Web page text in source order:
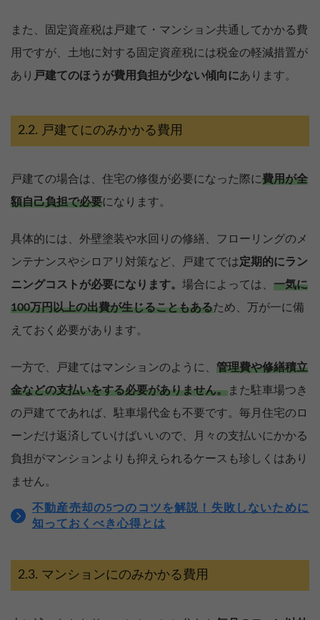
また、固定資産税は戸建て・マンション共通してかかる費
用ですが、土地に対する固定資産税には税金の軽減措置が
あり 戸建てのほうが費用負担が少ない傾向にあります。
戸建てにのみかかる費用
戸建ての場合は、住宅の修復が必要になった際に費用が全
額自己負担で必要になります。
具体的には、外壁塗装や水回りの修繕、フローリングのメ
ンテナンスやシロアリ対策など、戸建てでは定期的にラン
ニングコストが必要になります。 場合によっては、 一気に
100万円以上の出費が生じることもあるため、万が一に備
えておく必要があります。
一方で、戸建てはマンションのように、 管理費や修繕積立
金などの支払いをする必要がありません。また駐車場つき
の戸建てであれば、駐車場代金も不要です。毎月住宅のロ
ーンだけ返済していけばいいので、月々の支払いにかかる
負担がマンションよりも抑えられるケースも珍しくはあり
ません。
不動産売却の5つのコツを解説！失敗しないために
知っておくべき心得とは
マンションにのみかかる費用